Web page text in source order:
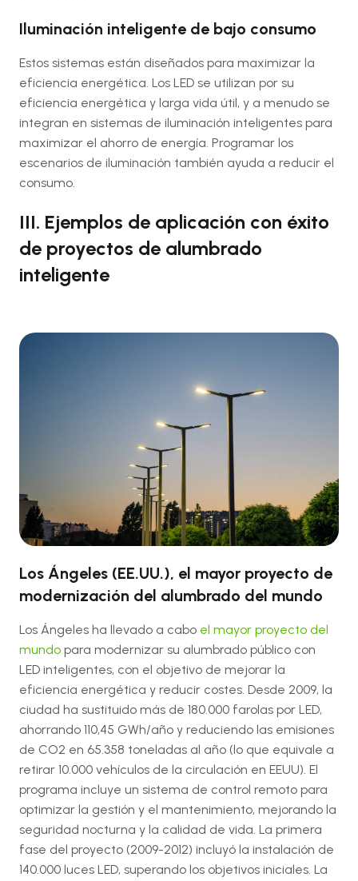
Iluminación inteligente de bajo consumo
Estos sistemas están diseñados para maximizar la
eficiencia energética. Los LED se utilizan por su
eficiencia energética y larga vida útil, y a menudo se
integran en sistemas de iluminación inteligentes para
maximizar el ahorro de energía. Programar los
escenarios de iluminación también ayuda a reducir el
consumo.
III. Ejemplos de aplicación con éxito
de proyectos de alumbrado
inteligente
Los Ángeles (EE.UU.), el mayor proyecto de
modernización del alumbrado del mundo
Los Ángeles ha llevado a cabo el mayor proyecto del
mundo para modernizar su alumbrado público con
LED inteligentes, con el objetivo de mejorar la
eficiencia energética y reducir costes. Desde 2009, la
ciudad ha sustituido más de 180.000 farolas por LED,
ahorrando 110,45 GWh/año y reduciendo las emisiones
de CO2 en 65.358 toneladas al año (lo que equivale a
retirar 10.000 vehículos de la circulación en EEUU). El
programa incluye un sistema de control remoto para
optimizar la gestión y el mantenimiento, mejorando la
seguridad nocturna y la calidad de vida. La primera
fase del proyecto (2009-2012) incluyó la instalación de
140.000 luces LED, superando los objetivos iniciales. La